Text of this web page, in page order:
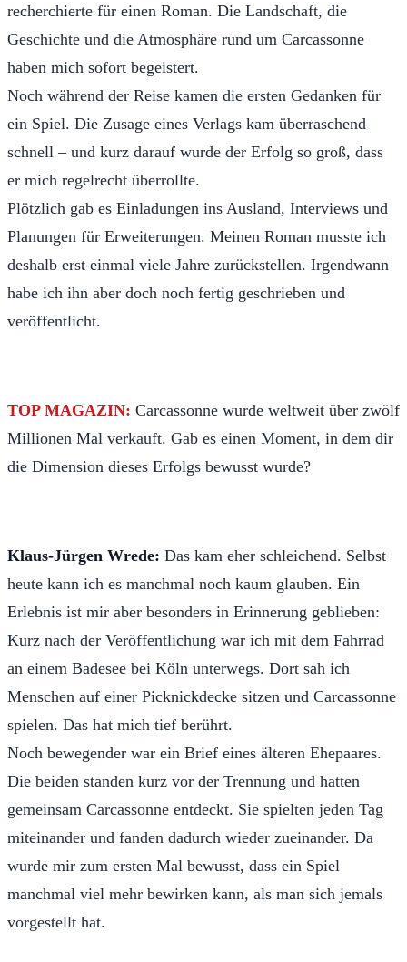
recherchierte für einen Roman. Die Landschaft, die
Geschichte und die Atmosphäre rund um Carcassonne
haben mich sofort begeistert.
Noch während der Reise kamen die ersten Gedanken für
ein Spiel. Die Zusage eines Verlags kam überraschend
schnell – und kurz darauf wurde der Erfolg so groß, dass
er mich regelrecht überrollte.
Plötzlich gab es Einladungen ins Ausland, Interviews und
Planungen für Erweiterungen. Meinen Roman musste ich
deshalb erst einmal viele Jahre zurückstellen. Irgendwann
habe ich ihn aber doch noch fertig geschrieben und
veröffentlicht.
TOP MAGAZIN: Carcassonne wurde weltweit über zwölf
Millionen Mal verkauft. Gab es einen Moment, in dem dir
die Dimension dieses Erfolgs bewusst wurde?
Klaus-Jürgen Wrede: Das kam eher schleichend. Selbst
heute kann ich es manchmal noch kaum glauben. Ein
Erlebnis ist mir aber besonders in Erinnerung geblieben:
Kurz nach der Veröffentlichung war ich mit dem Fahrrad
an einem Badesee bei Köln unterwegs. Dort sah ich
Menschen auf einer Picknickdecke sitzen und Carcassonne
spielen. Das hat mich tief berührt.
Noch bewegender war ein Brief eines älteren Ehepaares.
Die beiden standen kurz vor der Trennung und hatten
gemeinsam Carcassonne entdeckt. Sie spielten jeden Tag
miteinander und fanden dadurch wieder zueinander. Da
wurde mir zum ersten Mal bewusst, dass ein Spiel
manchmal viel mehr bewirken kann, als man sich jemals
vorgestellt hat.